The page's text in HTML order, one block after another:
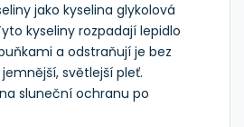
jako kyselina glykolová
kyseliny rozpadají lepidlo
a odstraňují je bez
světlejší pleť.
sluneční ochranu po